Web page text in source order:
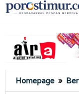
Lewati
ke
Homepage »